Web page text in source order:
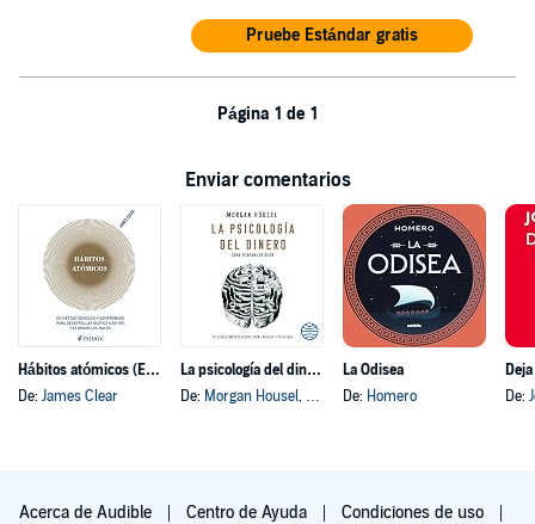
Pruebe Estándar gratis
Página 1 de 1
Enviar comentarios
Hábitos atómicos (Español neutro)
De: James Clear
La psicología del dinero
De: Morgan Housel, y otros
La Odisea
De: Homero
De:
Acerca de Audible Centro de Ayuda Condiciones de uso